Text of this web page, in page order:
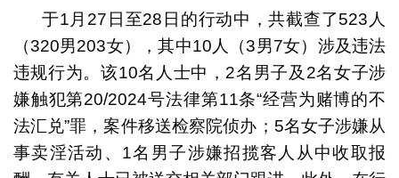
于1月27日至28日的行动中，共截查了523人
（320男203女），其中10人（3男7女）涉及违法
违规行为。该10名人士中，2名男子及2名女子涉
嫌触犯第20/2024号法律第11条“经营为赌博的不
法汇兑”罪，案件移送检察院侦办；5名女子涉嫌从
事卖淫活动、1名男子涉嫌招揽客人从中收取报